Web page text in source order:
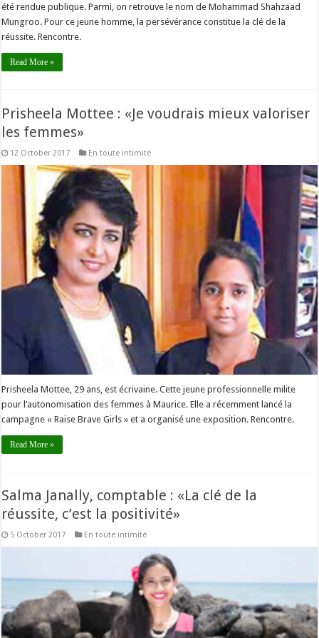
été rendue publique. Parmi, on retrouve le nom de Mohammad Shahzaad
Mungroo. Pour ce jeune homme, la persévérance constitue la clé de la
réussite. Rencontre.
Read More »
Prisheela Mottee : «Je voudrais mieux valoriser
les femmes»
12 October 2017 En toute intimité
Prisheela Mottee, 29 ans, est écrivaine. Cette jeune professionnelle milite
pour l’autonomisation des femmes à Maurice. Elle a récemment lancé la
campagne « Raise Brave Girls » et a organisé une exposition. Rencontre.
Read More »
Salma Janally, comptable : «La clé de la
réussite, c’est la positivité»
5 October 2017 En toute intimité